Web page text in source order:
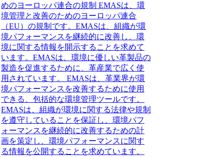
めのヨーロッパ連合の規制 EMASは、環
境管理と改善のためのヨーロッパ連合
（EU）の規制です。EMASは、組織が環
境パフォーマンスを継続的に改善し、環
境に関する情報を開示することを求めて
います。EMASは、環境に優しい革製品の
製造を促進するために、革産業で広く使
用されています。 EMASは、革業界が環
境パフォーマンスを改善するために使用
できる、包括的な環境管理ツールです。
EMASは、組織が環境に関する法律や規制
を遵守していることを保証し、環境パフ
ォーマンスを継続的に改善するための計
画を策定し、環境パフォーマンスに関す
る情報を公開することを求めています。